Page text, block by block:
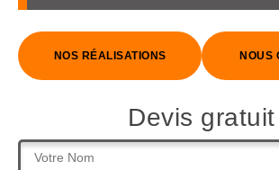
NOS RÉALISATIONS NOUS
Devis gratuit